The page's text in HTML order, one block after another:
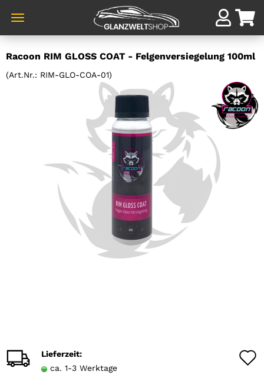
zum
Hauptinhalt
Racoon RIM GLOSS COAT - Felgenversiegelung 100ml
(Art.Nr.: RIM-GLO-COA-01)
Lieferzeit:
ca. 1-3 Werktage